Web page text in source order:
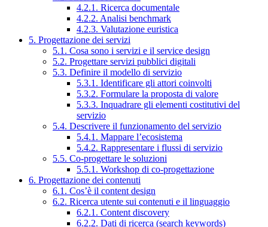
4.2.1. Ricerca documentale
4.2.2. Analisi benchmark
4.2.3. Valutazione euristica
5. Progettazione dei servizi
5.1. Cosa sono i servizi e il service design
5.2. Progettare servizi pubblici digitali
5.3. Definire il modello di servizio
5.3.1. Identificare gli attori coinvolti
5.3.2. Formulare la proposta di valore
5.3.3. Inquadrare gli elementi costitutivi del
servizio
5.4. Descrivere il funzionamento del servizio
5.4.1. Mappare l’ecosistema
5.4.2. Rappresentare i flussi di servizio
5.5. Co-progettare le soluzioni
5.5.1. Workshop di co-progettazione
6. Progettazione dei contenuti
6.1. Cos’è il content design
6.2. Ricerca utente sui contenuti e il linguaggio
6.2.1. Content discovery
6.2.2. Dati di ricerca (search keywords)